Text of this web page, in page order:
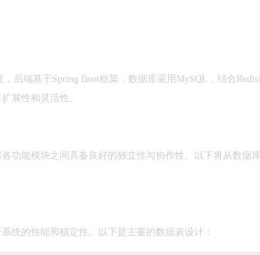
后端基于Spring Boot框架，数据库采用MySQL，结合
展性和灵活性。
功能模块之间具备良好的独立性与协作性。以下将从数据
统的性能和稳定性。以下是主要的数据表设计：